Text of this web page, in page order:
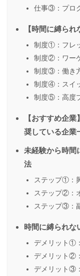
仕事③：プロ
【時間に縛ら
制度①：フレ
制度②：ワー
制度③：働き
制度④：スイ
制度⑤：高度
【おすすめ企
奨している企業
未経験から時間
法
ステップ①：
ステップ②：
ステップ③：
時間に縛られな
デメリット①
デメリット②
デメリット③